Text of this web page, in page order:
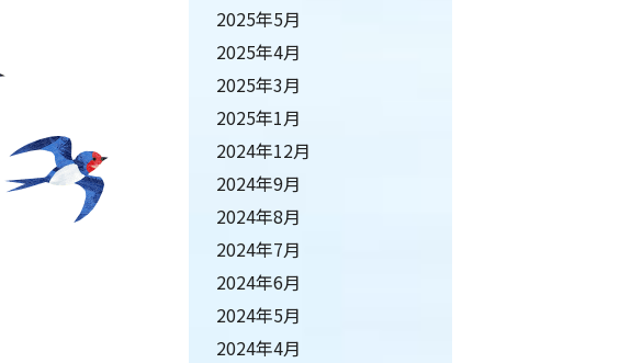
2025年5月
2025年4月
2025年3月
2025年1月
2024年12月
2024年9月
2024年8月
2024年7月
2024年6月
2024年5月
2024年4月